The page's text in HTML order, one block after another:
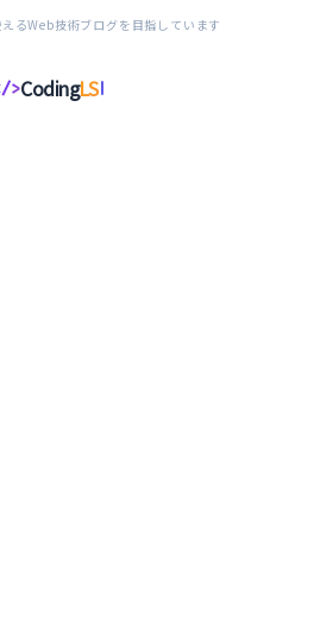
るWeb技術ブログを目指しています
>CodingLS